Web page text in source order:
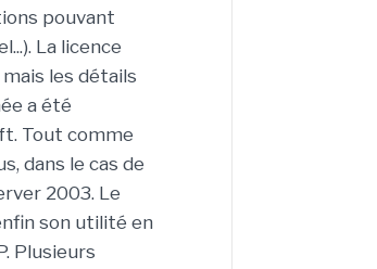
pouvant
La licence
les détails
a été
Tout comme
dans le cas de
2003. Le
son utilité en
Plusieurs